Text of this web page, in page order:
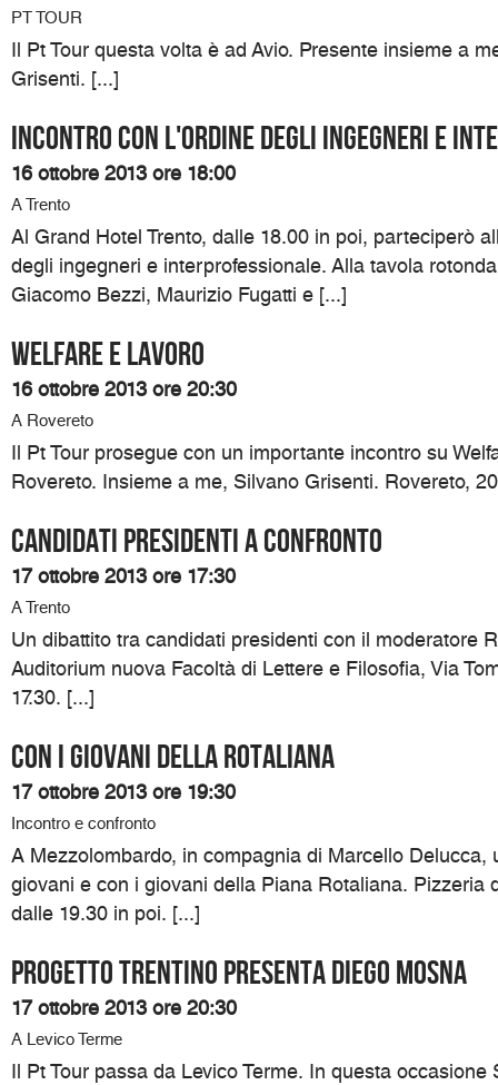
PT TOUR
Il Pt Tour questa volta è ad Avio. Presente insieme a
Grisenti. [...]
Incontro con l'ordine degli ingegneri e
16 ottobre 2013 ore 18:00
A Trento
Al Grand Hotel Trento, dalle 18.00 in poi, parteciperò
degli ingegneri e interprofessionale. Alla tavola
Giacomo Bezzi, Maurizio Fugatti e [...]
Welfare e lavoro
16 ottobre 2013 ore 20:30
A Rovereto
Il Pt Tour prosegue con un importante incontro su
Rovereto. Insieme a me, Silvano Grisenti. Rovereto,
Candidati presidenti a confronto
17 ottobre 2013 ore 17:30
A Trento
Un dibattito tra candidati presidenti con il moderatore
Auditorium nuova Facoltà di Lettere e Filosofia, Via
17.30. [...]
Con i giovani della Rotaliana
17 ottobre 2013 ore 19:30
Incontro e confronto
A Mezzolombardo, in compagnia di Marcello Delucca,
giovani e con i giovani della Piana Rotaliana. Pizzeria
dalle 19.30 in poi. [...]
Progetto Trentino presenta Diego Mosna
17 ottobre 2013 ore 20:30
A Levico Terme
Il Pt Tour passa da Levico Terme. In questa occasione